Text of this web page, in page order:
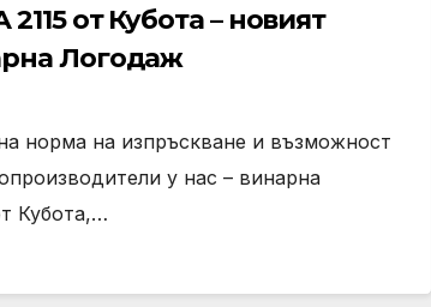
от Кубота – новият
Логодаж
норма на изпръскване и възможност
у нас – винарна
Кубота,…